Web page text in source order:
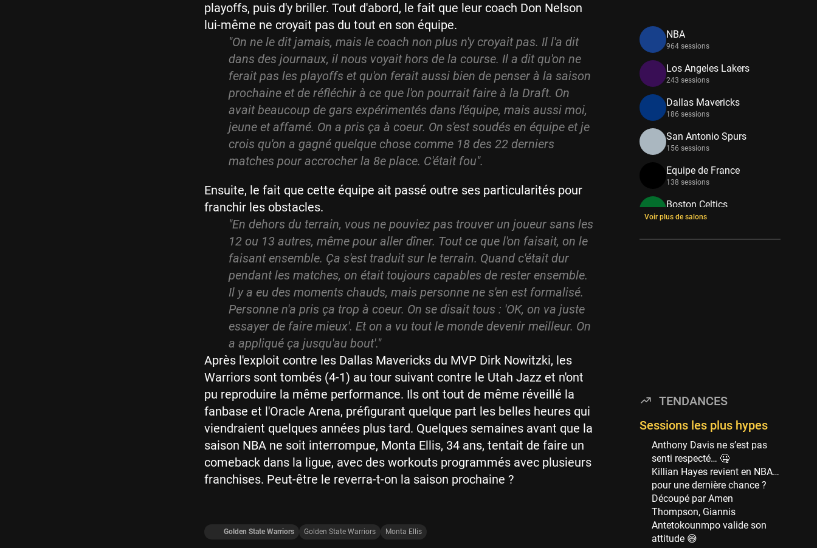
playoffs, puis d'y briller. Tout d'abord, le fait que leur coach Don Nelson
lui-même ne croyait pas du tout en son équipe.
"On ne le dit jamais, mais le coach non plus n'y croyait pas. Il l'a dit
dans des journaux, il nous voyait hors de la course. Il a dit qu'on ne
ferait pas les playoffs et qu'on ferait aussi bien de penser à la saison
prochaine et de réfléchir à ce que l'on pourrait faire à la Draft. On
avait beaucoup de gars expérimentés dans l'équipe, mais aussi moi,
jeune et affamé. On a pris ça à coeur. On s'est soudés en équipe et je
crois qu'on a gagné quelque chose comme 18 des 22 derniers
matches pour accrocher la 8e place. C'était fou".
Ensuite, le fait que cette équipe ait passé outre ses particularités pour
franchir les obstacles.
"En dehors du terrain, vous ne pouviez pas trouver un joueur sans les
12 ou 13 autres, même pour aller dîner. Tout ce que l'on faisait, on le
faisant ensemble. Ça s'est traduit sur le terrain. Quand c'était dur
pendant les matches, on était toujours capables de rester ensemble.
Il y a eu des moments chauds, mais personne ne s'en est formalisé.
Personne n'a pris ça trop à coeur. On se disait tous : 'OK, on va juste
essayer de faire mieux'. Et on a vu tout le monde devenir meilleur. On
a appliqué ça jusqu'au bout'."
Après l'exploit contre les Dallas Mavericks du MVP Dirk Nowitzki, les
Warriors sont tombés (4-1) au tour suivant contre le Utah Jazz et n'ont
pu reproduire la même performance. Ils ont tout de même réveillé la
fanbase et l'Oracle Arena, préfigurant quelque part les belles heures qui
viendraient quelques années plus tard. Quelques semaines avant que la
saison NBA ne soit interrompue, Monta Ellis, 34 ans, tentait de faire un
comeback dans la ligue, avec des workouts programmés avec plusieurs
franchises. Peut-être le reverra-t-on la saison prochaine ?
Golden State Warriors Golden State Warriors Monta Ellis
NBA
964 sessions
Los Angeles Lakers
243 sessions
Dallas Mavericks
186 sessions
San Antonio Spurs
156 sessions
Equipe de France
138 sessions
Boston Celtics
133 sessions
New York Knicks
Philadelphia Sixers
89 sessions
Milwaukee Bucks
82 sessions
Hoop Culture
73 sessions
Oklahoma City Thunder
69 sessions
Phoenix Suns
Voir plus de salons
TENDANCES
Sessions les plus hypes
Anthony Davis ne s’est pas
senti respecté… 🤐
Killian Hayes revient en NBA…
pour une dernière chance ?
Découpé par Amen
Thompson, Giannis
Antetokounmpo valide son
attitude 😅